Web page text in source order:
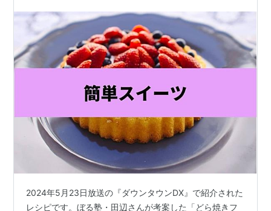
2024年5月23日放送の『ダウンタウンDX』で紹介された
レシピです。ぼる塾・田辺さんが考案した「どら焼きフ